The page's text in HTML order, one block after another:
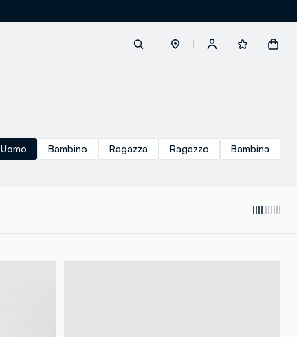
button.loginandregister
Uomo Bambino Ragazza Ragazzo Bambina